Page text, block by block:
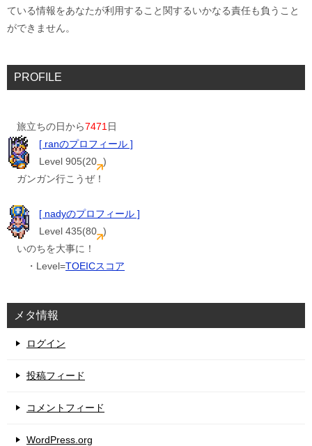
ている情報をあなたが利用すること関するいかなる責任も負うこと
ができません。
PROFILE
旅立ちの日から7471日
[ ranのプロフィール ]
Level 905(20 )
ガンガン行こうぜ！
[ nadyのプロフィール ]
Level 435(80 )
いのちを大事に！
・Level=TOEICスコア
メタ情報
ログイン
投稿フィード
コメントフィード
WordPress.org